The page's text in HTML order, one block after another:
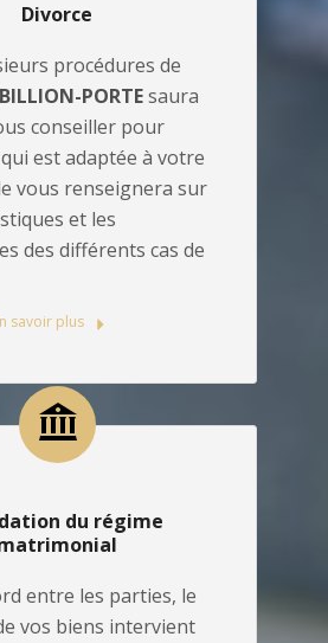
Divorce
procédures de
BILLION-PORTEsaura
conseiller pour
est adaptée à votre
vous renseignera sur
et les
des différents cas de
savoir plus
du régime
entre les parties, le
vos biens intervient